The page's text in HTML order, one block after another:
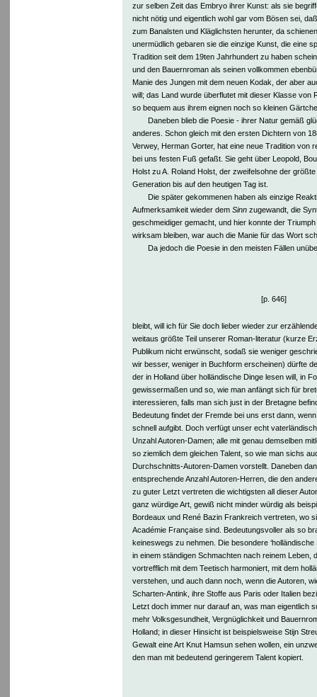
zur selben Zeit das Embryo ihrer Kunst: als sie
nicht nötig und eigentlich wohl gar vom Bösen sei,
zum Banalsten und Kläglichsten herunter, da
unermüdlich gebaren sie die einzige Kunst, die eine
Tradition seit dem 19ten Jahrhundert zu haben
und den Bauernroman als seinen vollkommen
Manie des Jungen mit dem neuen Kodak, der aber
will; das Land wurde überflutet mit dieser Klasse von
so bequem aus ihrem eignen noch so kleinen
Daneben blieb die Poesie - ihrer Natur gemäß
anderes. Schon gleich mit den ersten Dichtern von
Verwey, Herman Gorter, hat eine neue Tradition von
bei uns festen Fuß gefaßt. Sie geht über Leopold,
Holst zu A. Roland Holst, der zweifelsohne der
Generation bis auf den heutigen Tag ist.
Die später gekommenen haben als einzige
Aufmerksamkeit wieder dem Sinnzugewandt, die
geschmeidiger gemacht, und hier konnte der
wirksam bleiben, war auch die Manie für das Wort
Da jedoch die Poesie in den meisten Fällen
[p. 646]
bleibt, will ich für Sie doch lieber wieder zur
weitaus größte Teil unserer Roman-literatur (kurze
Publikum nicht erwünscht, sodaß sie weniger
wir besser, weniger in Buchform erscheinen) dürfte
der in Holland über holländische Dinge lesen will, in
gewissermaßen und so, wie man anfängt sich für
interessieren, falls man sich just in der Bretagne
Bedeutung findet der Fremde bei uns erst dann,
schnell aufgibt. Doch verfügt unser echt
Unzahl Autoren-Damen; alle mit genau demselben
so ziemlich dem gleichen Talent, so wie man sichs
Durchschnitts-Autoren-Damen vorstellt. Daneben
entsprechende Anzahl Autoren-Herren, die den
zu guter Letzt vertreten die wichtigsten all dieser
ganz würdige Art, gewiß nicht minder würdig als
Bordeaux und René Bazin Frankreich vertreten, wo
Académie Française sind. Bedeutungsvoller als so
keineswegs zu nehmen. Die besondere ‘holländische
in einem ständigen Schmachten nach reinem Leben,
vortrefflich mit dem Teetisch harmoniert, mit dem
verstehen, und auch dann noch, wenn die Autoren,
Scharten-Antink, ihre Stoffe aus Paris oder Italien
Letzt doch immer nur darauf an, was man eigentlich
mehr Volksgesundheit, Vergnüglichkeit und
Holland; in dieser Hinsicht ist beispielsweise Stijn
Gewalt eine Art Knut Hamsun sehen wollen, ein
den man mit bedeutend geringerem Talent kopiert.